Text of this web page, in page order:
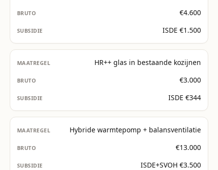
€4.600
ISDE €1.500
HR++ glas in bestaande kozijnen
€3.000
ISDE €344
Hybride warmtepomp + balansventilatie
€13.000
ISDE+SVOH €3.500